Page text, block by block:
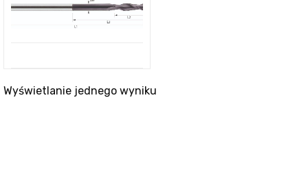
Wyświetlanie jednego wyniku